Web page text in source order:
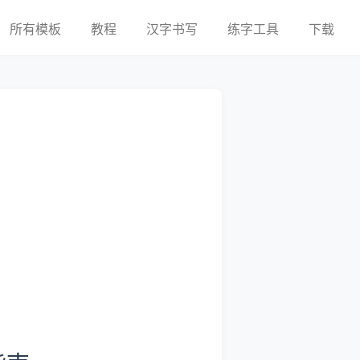
所有模板 教程 汉字书写 练字工具 下载